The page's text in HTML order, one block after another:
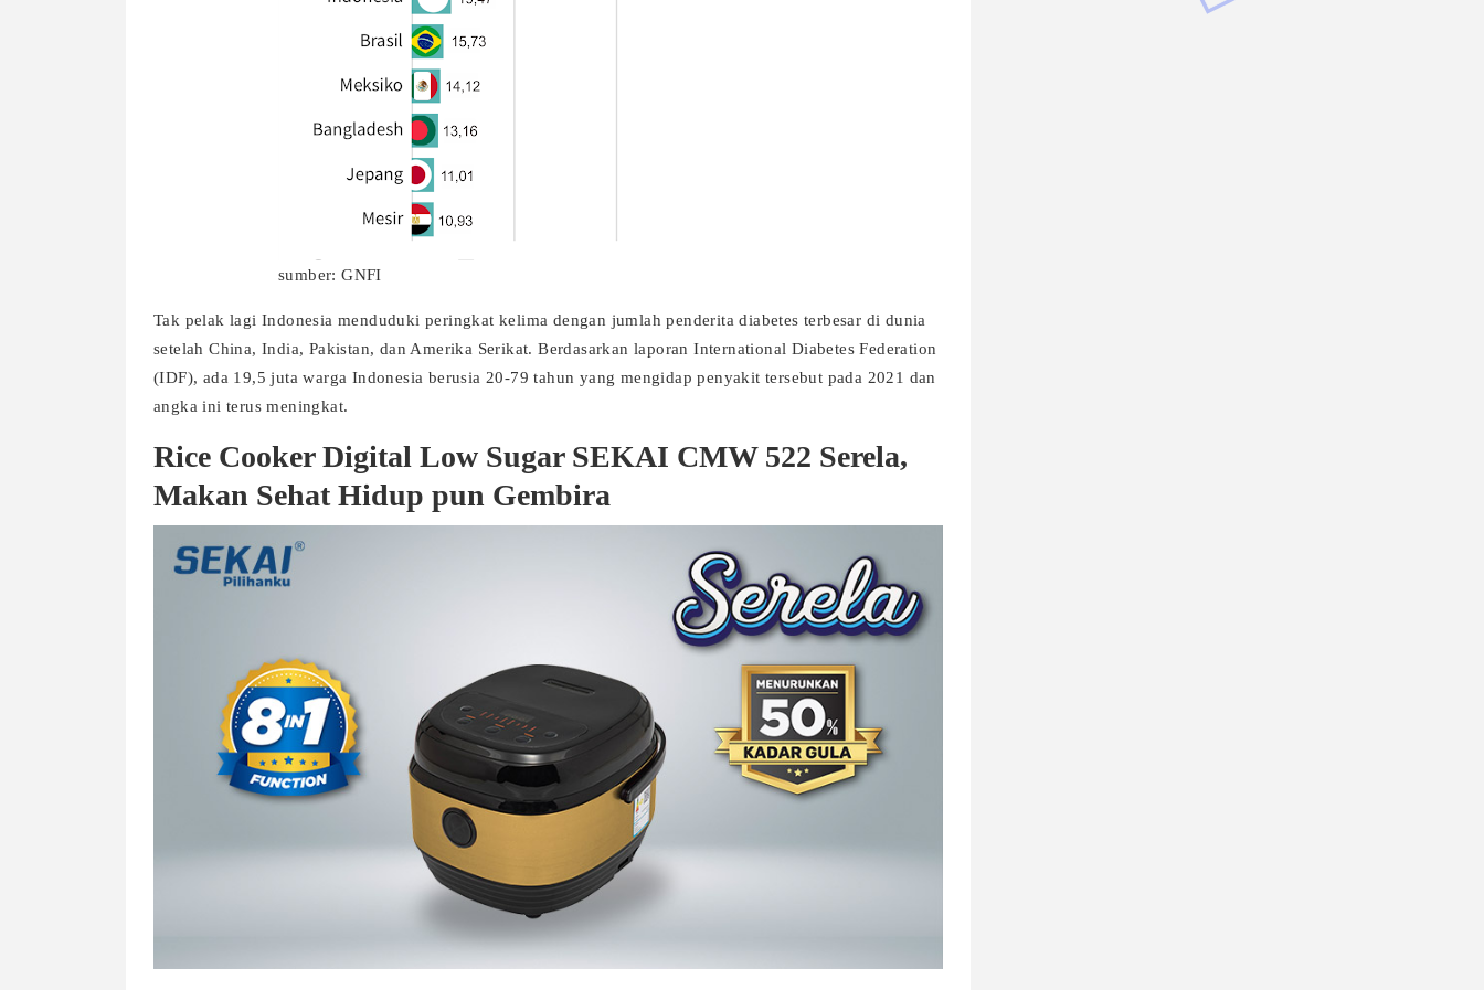
sumber: GNFI
Tak pelak lagi Indonesia menduduki peringkat kelima dengan jumlah penderita diabetes terbesar di dunia
setelah China, India, Pakistan, dan Amerika Serikat. Berdasarkan laporan International Diabetes Federation
(IDF), ada 19,5 juta warga Indonesia berusia 20-79 tahun yang mengidap penyakit tersebut pada 2021 dan
angka ini terus meningkat.
Rice Cooker Digital Low Sugar SEKAI CMW 522 Serela,
Makan Sehat Hidup pun Gembira